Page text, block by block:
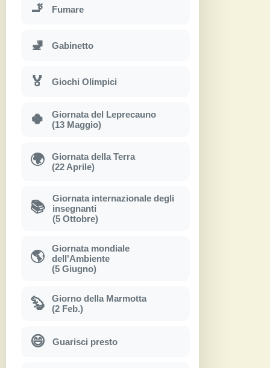
🚬 Fumare
🚽 Gabinetto
🏅 Giochi Olimpici
🍀
Giornata del Leprecauno
(13 Maggio)
🌍
Giornata della Terra
(22 Aprile)
📚
Giornata internazionale degli
insegnanti
(5 Ottobre)
🌎
Giornata mondiale
dell'Ambiente
(5 Giugno)
🦫
Giorno della Marmotta
(2 Feb.)
😄 Guarisci presto